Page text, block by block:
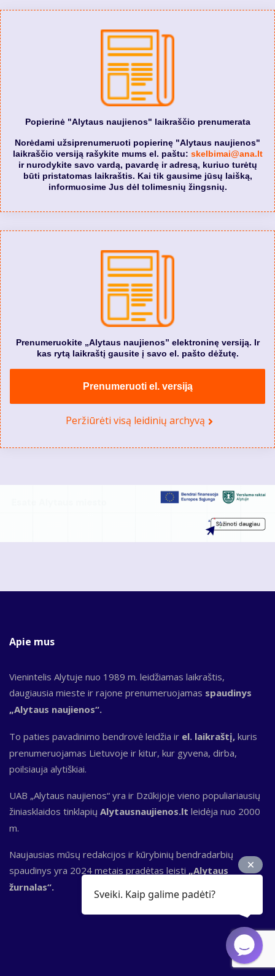
Popierinė "Alytaus naujienos" laikraščio prenumerata
Norėdami užsiprenumeruoti popierinę "Alytaus naujienos"
laikraščio versiją rašykite mums el. paštu: skelbimai@ana.lt
ir nurodykite savo vardą, pavardę ir adresą, kuriuo turėtų
būti pristatomas laikraštis. Kai tik gausime jūsų laišką,
informuosime Jus dėl tolimesnių žingsnių.
Prenumeruokite „Alytaus naujienos” elektroninę versiją. Ir
kas rytą laikraštį gausite į savo el. pašto dėžutę.
Prenumeruoti el. versiją
Peržiūrėti visą leidinių archyvą
Apie mus
Vienintelis Alytuje nuo 1989 m. leidžiamas laikraštis,
daugiausia mieste ir rajone prenumeruojamas spaudinys
„Alytaus naujienos“.
To paties pavadinimo bendrovė leidžia ir el. laikraštį, kuris
prenumeruojamas Lietuvoje ir kitur, kur gyvena, dirba,
poilsiauja alytiškiai.
UAB „Alytaus naujienos“ yra ir Dzūkijoje vieno populiariausių
žiniasklaidos tinklapių Alytausnaujienos.lt leidėja nuo 2000
m.
Naujausias mūsų redakcijos ir kūrybinių bendradarbių
spaudinys yra 2024 metais pradėtas leisti „Alytaus
žurnalas“.
Sveiki. Kaip galime padėti?